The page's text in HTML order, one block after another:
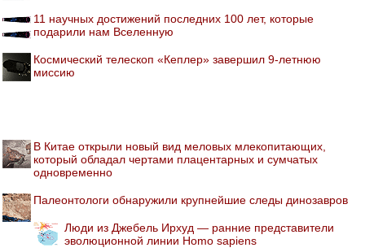
11 научных достижений последних 100 лет, которые
подарили нам Вселенную
Космический телескоп «Кеплер» завершил 9-летнюю
миссию
В Китае открыли новый вид меловых млекопитающих,
который обладал чертами плацентарных и сумчатых
одновременно
Палеонтологи обнаружили крупнейшие следы динозавров
Люди из Джебель Ирхуд — ранние представители
эволюционной линии Homo sapiens